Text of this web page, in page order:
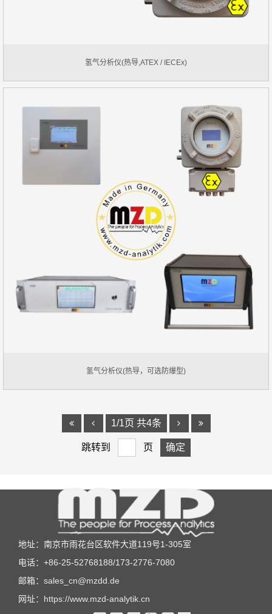
氢气分析仪(热导,ATEX / IECEx)
氢气分析仪(热导，可选防爆型)
1/1页 共4条
跳转到 页
地址：南京市雨花台区软件大道119号1-305室
电话：+86-25-52768188/173-2776-7080
邮箱： sales_cn@mzdd.de
网址： https://www.mzd-analytik.cn